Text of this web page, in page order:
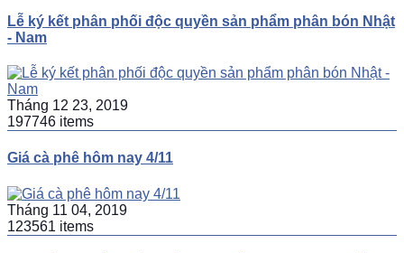
Lễ ký kết phân phối độc quyền sản phẩm phân bón Nhật
- Nam
Tháng 12 23, 2019
197746 items
Giá cà phê hôm nay 4/11
Tháng 11 04, 2019
123561 items